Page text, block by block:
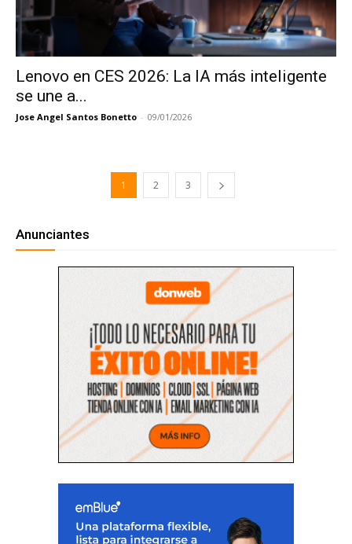
Lenovo en CES 2026: La IA más inteligente
se une a...
Jose Angel Santos Bonetto - 09/01/2026
1 2 3
Anunciantes